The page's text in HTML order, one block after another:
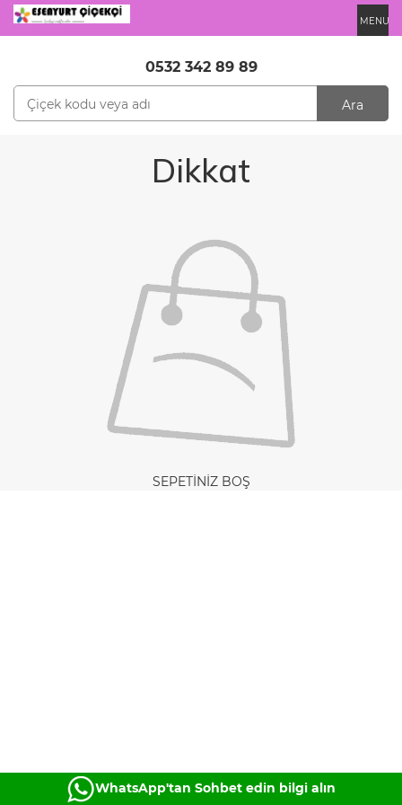
MENU
0532 342 89 89
Ara
Dikkat
SEPETİNİZ BOŞ
WhatsApp'tan Sohbet edin bilgi alın